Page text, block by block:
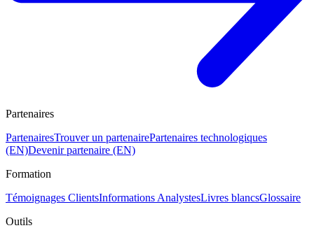
Partenaires
PartenairesTrouver un partenairePartenaires technologiques
(EN)Devenir partenaire (EN)
Formation
Témoignages ClientsInformations AnalystesLivres blancsGlossaire
Outils